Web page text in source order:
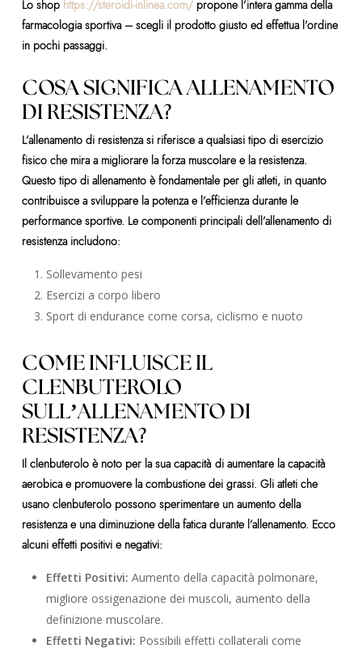
Lo shop https://steroidi-inlinea.com/propone l’intera gamma della
farmacologia sportiva – scegli il prodotto giusto ed effettua l’ordine
in pochi passaggi.
COSA SIGNIFICA ALLENAMENTO
DI RESISTENZA?
L’allenamento di resistenza si riferisce a qualsiasi tipo di esercizio
fisico che mira a migliorare la forza muscolare e la resistenza.
Questo tipo di allenamento è fondamentale per gli atleti, in quanto
contribuisce a sviluppare la potenza e l’efficienza durante le
performance sportive. Le componenti principali dell’allenamento di
resistenza includono:
Sollevamento pesi
Esercizi a corpo libero
Sport di endurance come corsa, ciclismo e nuoto
COME INFLUISCE IL
CLENBUTEROLO
SULL’ALLENAMENTO DI
RESISTENZA?
Il clenbuterolo è noto per la sua capacità di aumentare la capacità
aerobica e promuovere la combustione dei grassi. Gli atleti che
usano clenbuterolo possono sperimentare un aumento della
resistenza e una diminuzione della fatica durante l’allenamento. Ecco
alcuni effetti positivi e negativi:
Effetti Positivi: Aumento della capacità polmonare,
migliore ossigenazione dei muscoli, aumento della
definizione muscolare.
Effetti Negativi: Possibili effetti collaterali come